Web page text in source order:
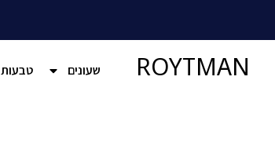
ROYTMAN שעונים טבעות